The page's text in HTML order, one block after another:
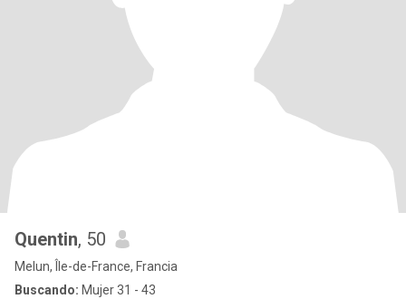
Quentin, 50
Melun, Île-de-France, Francia
Buscando: Mujer 31 - 43